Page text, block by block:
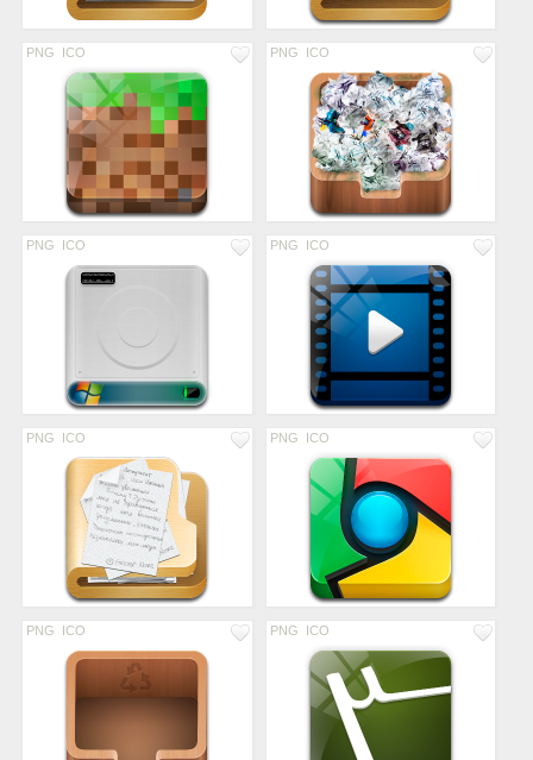
PNG ICO PNG ICO
PNG ICO PNG ICO
PNG ICO PNG ICO
PNG ICO PNG ICO